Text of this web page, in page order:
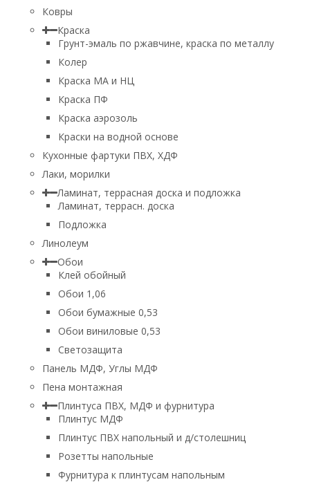
Ковры
Краска
Грунт-эмаль по ржавчине, краска по металлу
Колер
Краска МА и НЦ
Краска ПФ
Краска аэрозоль
Краски на водной основе
Кухонные фартуки ПВХ, ХДФ
Лаки, морилки
Ламинат, террасная доска и подложка
Ламинат, террасн. доска
Подложка
Линолеум
Обои
Клей обойный
Обои 1,06
Обои бумажные 0,53
Обои виниловые 0,53
Светозащита
Панель МДФ, Углы МДФ
Пена монтажная
Плинтуса ПВХ, МДФ и фурнитура
Плинтус МДФ
Плинтус ПВХ напольный и д/столешниц
Розетты напольные
Фурнитура к плинтусам напольным